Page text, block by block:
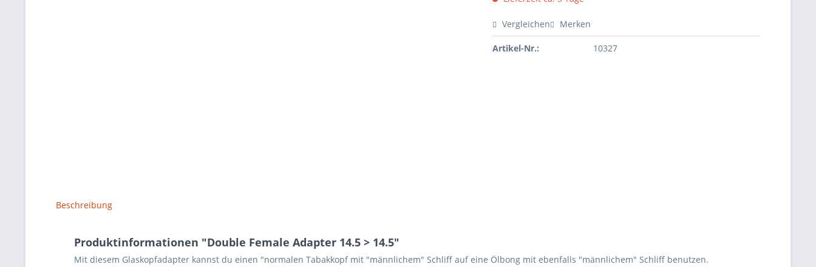
Vergleichen Merken
Artikel-Nr.: 10327
Beschreibung
Produktinformationen "Double Female Adapter 14.5 > 14.5"
Mit diesem Glaskopfadapter kannst du einen "normalen Tabakkopf mit "männlichem" Schliff auf eine Ölbong mit ebenfalls "männlichem" Schliff benutzen.